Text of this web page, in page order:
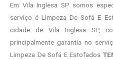
Em Vila Inglesa SP somos
serviço é Limpeza De Sofá E
cidade de Vila Inglesa SP,
principalmente garantia no
Limpeza De Sofá E Estofados